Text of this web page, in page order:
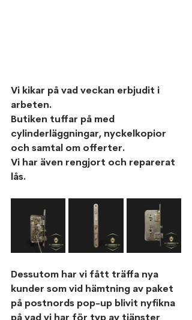
Vi kikar på vad veckan erbjudit i
arbeten.
Butiken tuffar på med
cylinderläggningar, nyckelkopior
och samtal om offerter.
Vi har även rengjort och reparerat
lås.
Dessutom har vi fått träffa nya
kunder som vid hämtning av paket
på postnords pop-up blivit nyfikna
på vad vi har för typ av tjänster